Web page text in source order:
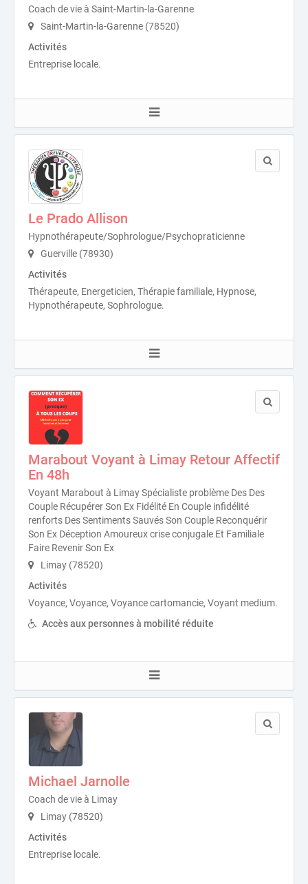
Coach de vie à Saint-Martin-la-Garenne
Saint-Martin-la-Garenne (78520)
Activités
Entreprise locale.
Le Prado Allison
Hypnothérapeute/Sophrologue/Psychopraticienne
Guerville (78930)
Activités
Thérapeute, Energeticien, Thérapie familiale, Hypnose,
Hypnothérapeute, Sophrologue.
Marabout Voyant à Limay Retour Affectif
En 48h
Voyant Marabout à Limay Spécialiste problème Des Des
Couple Récupérer Son Ex Fidélité En Couple infidélité
renforts Des Sentiments Sauvés Son Couple Reconquérir
Son Ex Déception Amoureux crise conjugale Et Familiale
Faire Revenir Son Ex
Limay (78520)
Activités
Voyance, Voyance, Voyance cartomancie, Voyant medium.
Accès aux personnes à mobilité réduite
Michael Jarnolle
Coach de vie à Limay
Limay (78520)
Activités
Entreprise locale.